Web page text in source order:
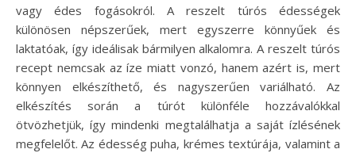
vagy édes fogásokról. A reszelt túrós édességek
különösen népszerűek, mert egyszerre könnyűek és
laktatóak, így ideálisak bármilyen alkalomra. A reszelt túrós
recept nemcsak az íze miatt vonzó, hanem azért is, mert
könnyen elkészíthető, és nagyszerűen variálható. Az
elkészítés során a túrót különféle hozzávalókkal
ötvözhetjük, így mindenki megtalálhatja a saját ízlésének
megfelelőt. Az édesség puha, krémes textúrája, valamint a